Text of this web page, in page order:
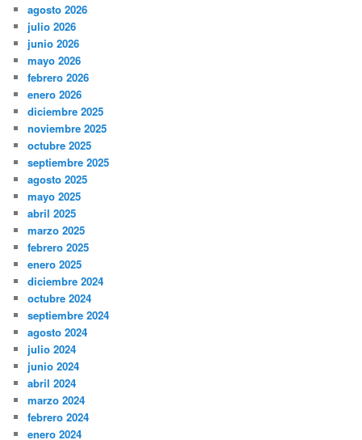
agosto 2026
julio 2026
junio 2026
mayo 2026
febrero 2026
enero 2026
diciembre 2025
noviembre 2025
octubre 2025
septiembre 2025
agosto 2025
mayo 2025
abril 2025
marzo 2025
febrero 2025
enero 2025
diciembre 2024
octubre 2024
septiembre 2024
agosto 2024
julio 2024
junio 2024
abril 2024
marzo 2024
febrero 2024
enero 2024